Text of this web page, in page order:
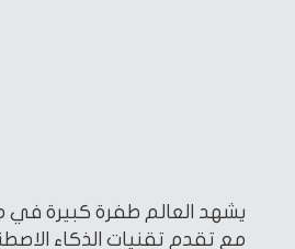
يشهد العالم طفرة كبيرة في
مع تقدم تقنيات الذكاء